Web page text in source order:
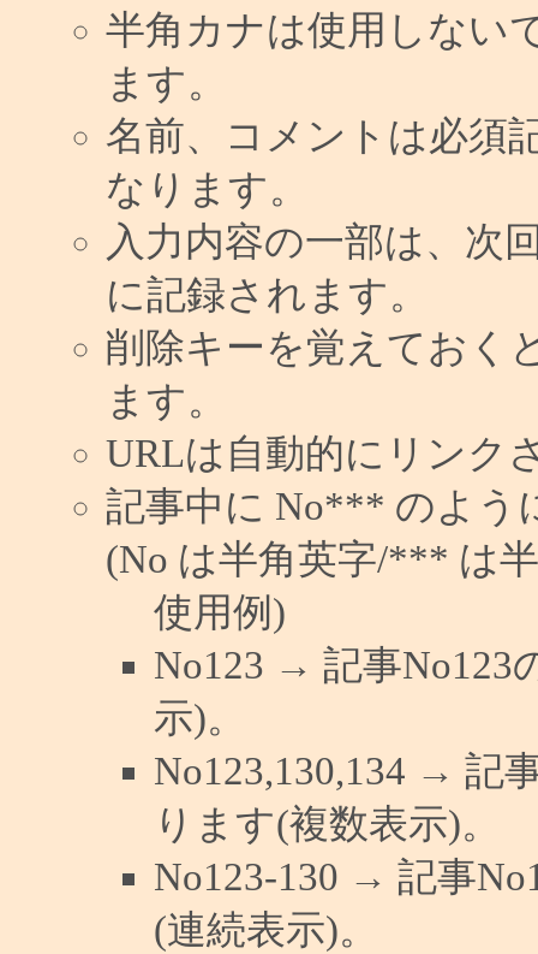
半角カナは使用しない
ます。
名前、コメントは必須
なります。
入力内容の一部は、次
に記録されます。
削除キーを覚えておく
ます。
URLは自動的にリンク
記事中に No*** のよう
(No は半角英字/*** は
使用例)
No123 → 記事No123
示)。
No123,130,134 → 記
ります(複数表示)。
No123-130 → 記事
(連続表示)。